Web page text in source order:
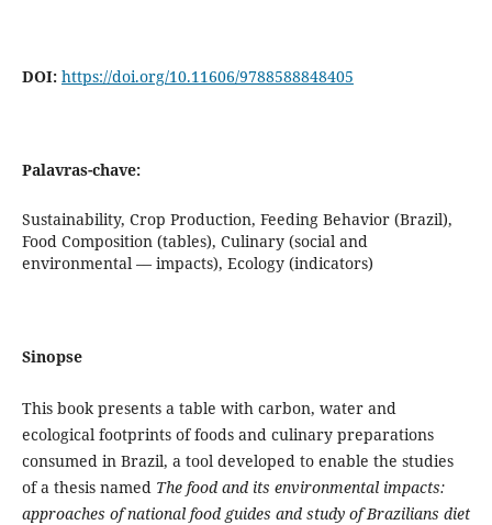
DOI: https://doi.org/10.11606/9788588848405
Palavras-chave:
Sustainability, Crop Production, Feeding Behavior (Brazil),
Food Composition (tables), Culinary (social and
environmental –– impacts), Ecology (indicators)
Sinopse
This book presents a table with carbon, water and
ecological footprints of foods and culinary preparations
consumed in Brazil, a tool developed to enable the studies
of a thesis named The food and its environmental impacts:
approaches of national food guides and study of Brazilians diet